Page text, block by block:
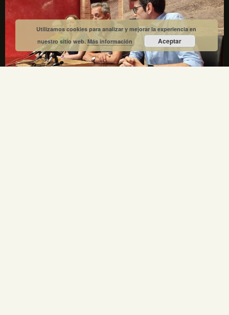
Utilizamos cookies para analizar y mejorar la experiencia en
nuestro sitio web.Más información Aceptar